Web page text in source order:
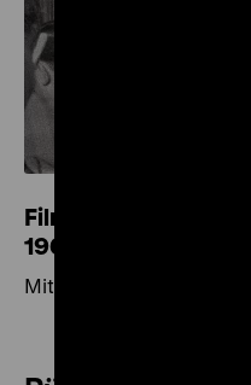
Filme zur Berliner
1967
Mit Vorprogramm